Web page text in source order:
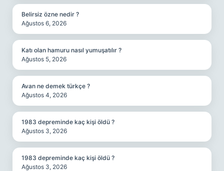
Belirsiz özne nedir ?
Ağustos 6, 2026
Katı olan hamuru nasıl yumuşatılır ?
Ağustos 5, 2026
Avan ne demek türkçe ?
Ağustos 4, 2026
1983 depreminde kaç kişi öldü ?
Ağustos 3, 2026
1983 depreminde kaç kişi öldü ?
Ağustos 3, 2026